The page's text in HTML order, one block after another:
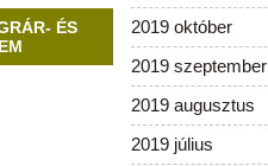
ÉS
2019 október
2019 szeptember
2019 augusztus
2019 július